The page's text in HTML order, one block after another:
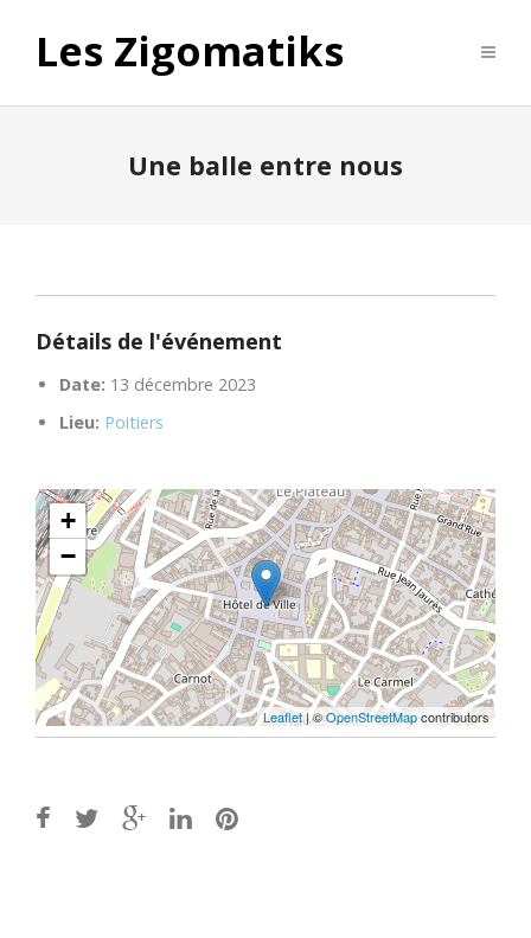
Les Zigomatiks
Une balle entre nous
Détails de l'événement
Date: 13 décembre 2023
Lieu: Poitiers
+
−
Leaflet| ©OpenStreetMapcontributors